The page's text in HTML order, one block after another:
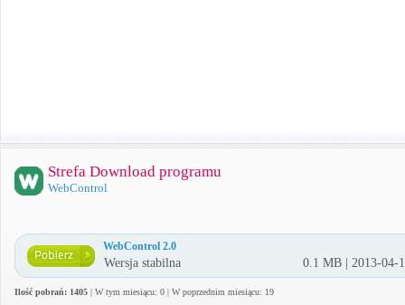
Strefa Download programu
WebControl
WebControl 2.0
Wersja stabilna 0.1 MB | 2013-04-
Ilość pobrań: 1405 | W tym miesiącu: 0 | W poprzednim miesiącu: 19